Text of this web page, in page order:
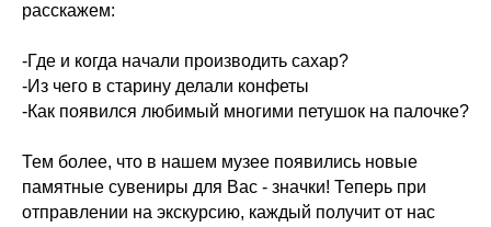
расскажем:
-Где и когда начали производить сахар?
-Из чего в старину делали конфеты
-Как появился любимый многими петушок на палочке?
Тем более, что в нашем музее появились новые
памятные сувениры для Вас - значки! Теперь при
отправлении на экскурсию, каждый получит от нас